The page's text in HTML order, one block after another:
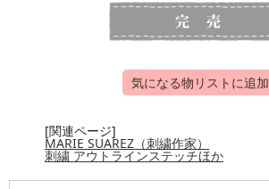
気になる物リストに追加
[関連ページ]
MARIE SUAREZ（刺繍作家）
刺繍 アウトラインステッチほか